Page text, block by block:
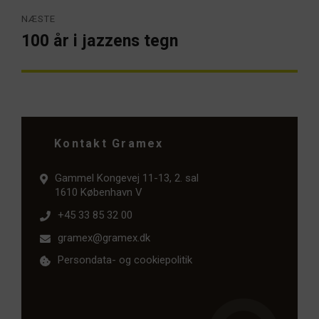
NÆSTE
Næste
100 år i jazzens tegn
Kontakt Gramex
Gammel Kongevej 11-13, 2. sal
1610 København V
+45 33 85 32 00
gramex@gramex.dk
Persondata- og cookiepolitik